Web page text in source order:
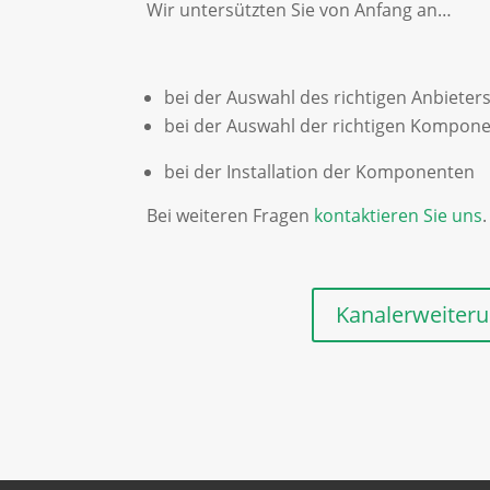
Wir untersützten Sie von Anfang an…
bei der Auswahl des richtigen Anbieters
bei der Auswahl der richtigen
bei der Installation der Komponenten
Bei weiteren Fragen kontaktieren Sie uns.